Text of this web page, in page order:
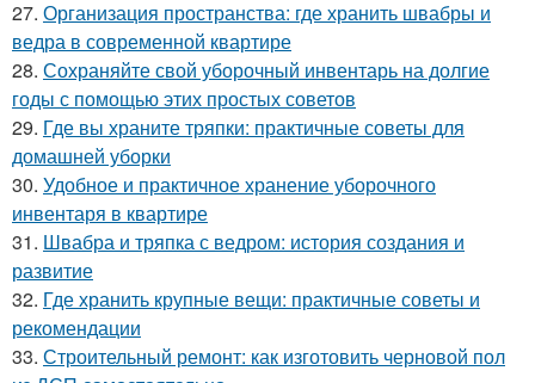
27. Организация пространства: где хранить швабры и
ведра в современной квартире
28. Сохраняйте свой уборочный инвентарь на долгие
годы с помощью этих простых советов
29. Где вы храните тряпки: практичные советы для
домашней уборки
30. Удобное и практичное хранение уборочного
инвентаря в квартире
31. Швабра и тряпка с ведром: история создания и
развитие
32. Где хранить крупные вещи: практичные советы и
рекомендации
33. Строительный ремонт: как изготовить черновой пол